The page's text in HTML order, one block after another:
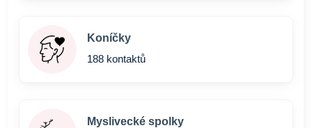
Koníčky
188 kontaktů
Myslivecké spolky